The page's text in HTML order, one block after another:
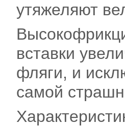
утяжеляют
вставки
фляги, и
самой